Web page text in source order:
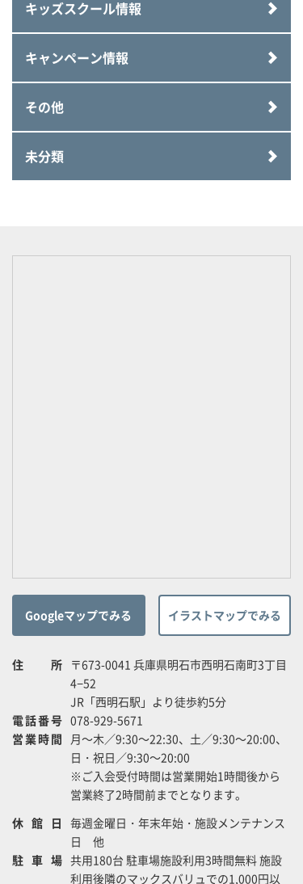
キッズスクール情報
キャンペーン情報
その他
未分類
Googleマップでみる イラストマップでみる
住所 〒673-0041 兵庫県明石市西明石南町3丁目
4−52
JR「西明石駅」より徒歩約5分
電話番号 078-929-5671
営業時間 月～木／9:30～22:30、土／9:30～20:00、
日・祝日／9:30～20:00
※ご入会受付時間は営業開始1時間後から
営業終了2時間前までとなります。
休館日 毎週金曜日・年末年始・施設メンテナンス
日 他
駐車場 共用180台 駐車場施設利用3時間無料 施設
利用後隣のマックスバリュでの1,000円以